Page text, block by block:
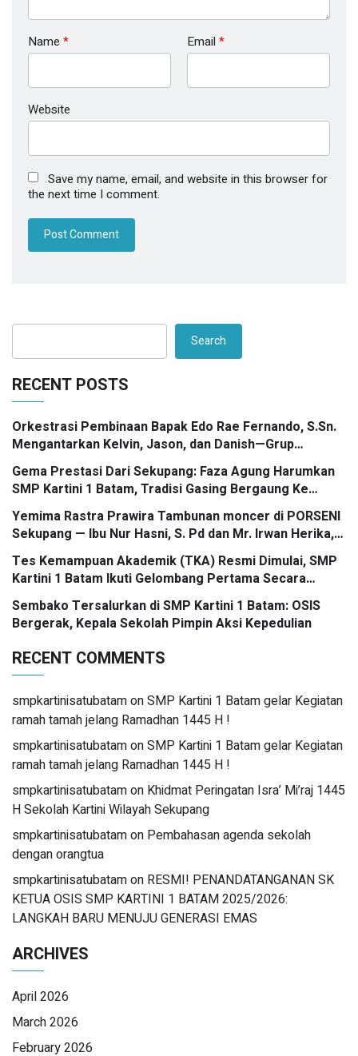
Name * Email *
Website
Save my name, email, and website in this browser for
the next time I comment.
Search
RECENT POSTS
Orkestrasi Pembinaan Bapak Edo Rae Fernando, S.Sn.
Mengantarkan Kelvin, Jason, dan Danish—Grup
Ansambel SMP Kartini 1 Batam—Kembali Menorehkan
Juara II FLS3N dalam Panggung Kompetisi Bergengsi
Gema Prestasi Dari Sekupang: Faza Agung Harumkan
SMP Kartini 1 Batam, Tradisi Gasing Bergaung Ke
Tingkat Kota
Yemima Rastra Prawira Tambunan moncer di PORSENI
Sekupang — Ibu Nur Hasni, S. Pd dan Mr. Irwan Herika,
M. Pd apresiasi prestasi emas yang menggema
Tes Kemampuan Akademik (TKA) Resmi Dimulai, SMP
Kartini 1 Batam Ikuti Gelombang Pertama Secara
Nasional
Sembako Tersalurkan di SMP Kartini 1 Batam: OSIS
Bergerak, Kepala Sekolah Pimpin Aksi Kepedulian
RECENT COMMENTS
smpkartinisatubatamonSMP Kartini 1 Batam gelar Kegiatan
ramah tamah jelang Ramadhan 1445 H !
smpkartinisatubatamonSMP Kartini 1 Batam gelar Kegiatan
ramah tamah jelang Ramadhan 1445 H !
smpkartinisatubatamon Khidmat Peringatan Isra’ Mi’raj 1445
H Sekolah Kartini Wilayah Sekupang
smpkartinisatubatamon Pembahasan agenda sekolah
dengan orangtua
smpkartinisatubatamon RESMI! PENANDATANGANAN SK
KETUA OSIS SMP KARTINI 1 BATAM 2025/2026:
LANGKAH BARU MENUJU GENERASI EMAS
ARCHIVES
April 2026
March 2026
February 2026